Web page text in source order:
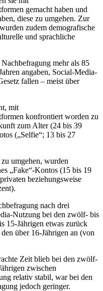
gemacht haben und
diese zu umgehen. Zur
zudem demografische
und sprachliche
mehr als 85
angaben, Social-Media-
fallen – meist über
mit
konfrontiert worden zu
zum Alter (24 bis 39
(„Selfie“; 13 bis 27
umgehen, wurden
„Fake“-Kontos (15 bis 19
beziehungsweise
nach drei
Nutzung bei den zwölf- bis
15-Jährigen etwas zurück
über 16-Jährigen an (von
Zeit blieb bei den zwölf-
zwischen
relativ stabil, war bei den
jedoch geringer.